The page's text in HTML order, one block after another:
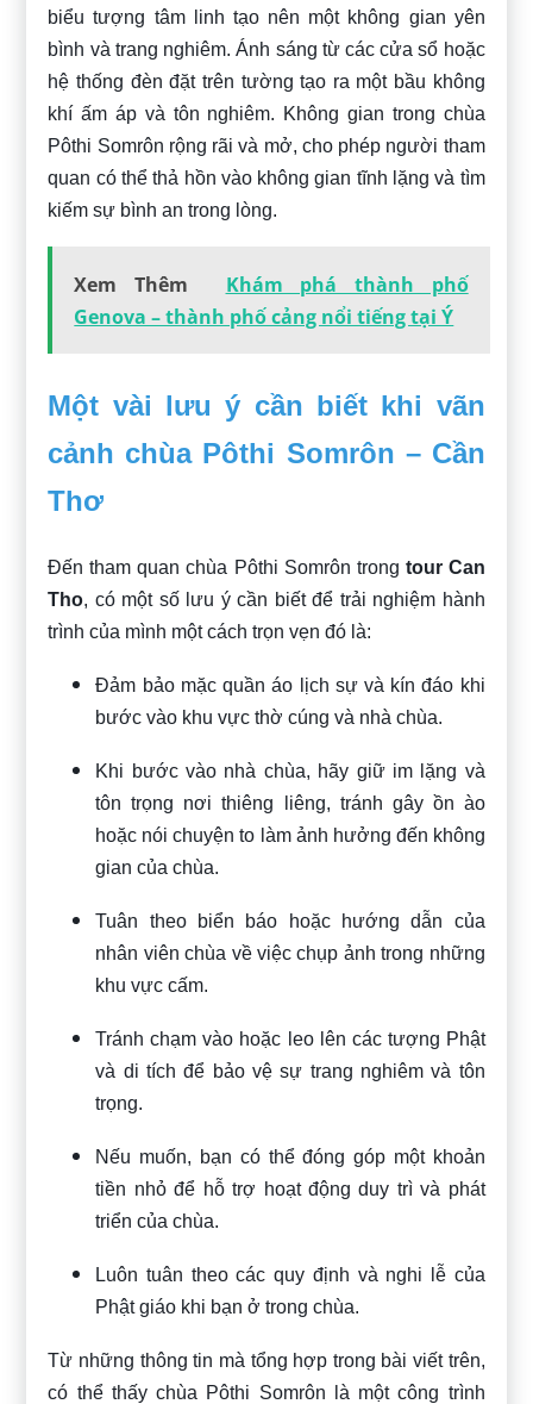
biểu tượng tâm linh tạo nên một không gian yên
bình và trang nghiêm. Ánh sáng từ các cửa sổ hoặc
hệ thống đèn đặt trên tường tạo ra một bầu không
khí ấm áp và tôn nghiêm. Không gian trong chùa
Pôthi Somrôn rộng rãi và mở, cho phép người tham
quan có thể thả hồn vào không gian tĩnh lặng và tìm
kiếm sự bình an trong lòng.
Xem Thêm
Khám phá thành phố
Genova – thành phố cảng nổi tiếng tại Ý
Một vài lưu ý cần biết khi vãn
cảnh chùa Pôthi Somrôn – Cần
Thơ
Đến tham quan chùa Pôthi Somrôn trong tour Can
Tho, có một số lưu ý cần biết để trải nghiệm hành
trình của mình một cách trọn vẹn đó là:
Đảm bảo mặc quần áo lịch sự và kín đáo khi
bước vào khu vực thờ cúng và nhà chùa.
Khi bước vào nhà chùa, hãy giữ im lặng và
tôn trọng nơi thiêng liêng, tránh gây ồn ào
hoặc nói chuyện to làm ảnh hưởng đến không
gian của chùa.
Tuân theo biển báo hoặc hướng dẫn của
nhân viên chùa về việc chụp ảnh trong những
khu vực cấm.
Tránh chạm vào hoặc leo lên các tượng Phật
và di tích để bảo vệ sự trang nghiêm và tôn
trọng.
Nếu muốn, bạn có thể đóng góp một khoản
tiền nhỏ để hỗ trợ hoạt động duy trì và phát
triển của chùa.
Luôn tuân theo các quy định và nghi lễ của
Phật giáo khi bạn ở trong chùa.
Từ những thông tin mà tổng hợp trong bài viết trên,
có thể thấy chùa Pôthi Somrôn là một công trình